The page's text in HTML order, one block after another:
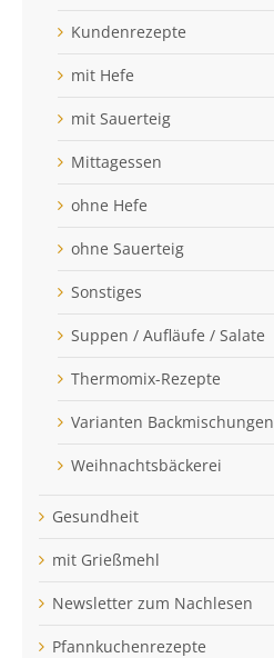
Kundenrezepte
mit Hefe
mit Sauerteig
Mittagessen
ohne Hefe
ohne Sauerteig
Sonstiges
Suppen / Aufläufe / Salate
Thermomix-Rezepte
Varianten Backmischungen
Weihnachtsbäckerei
Gesundheit
mit Grießmehl
Newsletter zum Nachlesen
Pfannkuchenrezepte